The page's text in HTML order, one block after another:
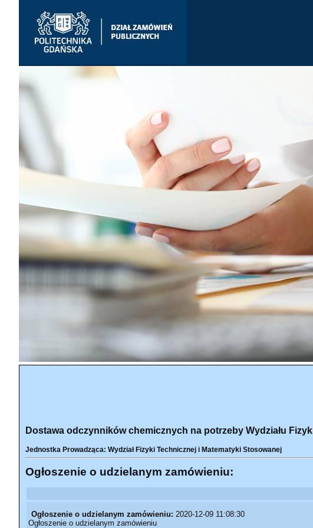
Dostawa odczynników chemicznych na potrzeby Wydziału
Jednostka Prowadząca: Wydział Fizyki Technicznej i Matematyki Stosowanej
Ogłoszenie o udzielanym zamówieniu:
Ogłoszenie o udzielanym zamówieniu: 2020-12-09 11:08:30
Ogłoszenie o udzielanym zamówieniu